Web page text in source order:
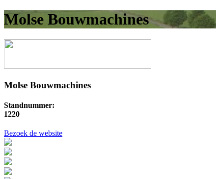
Molse Bouwmachines
Molse Bouwmachines
Standnummer:
1220
Bezoek de website